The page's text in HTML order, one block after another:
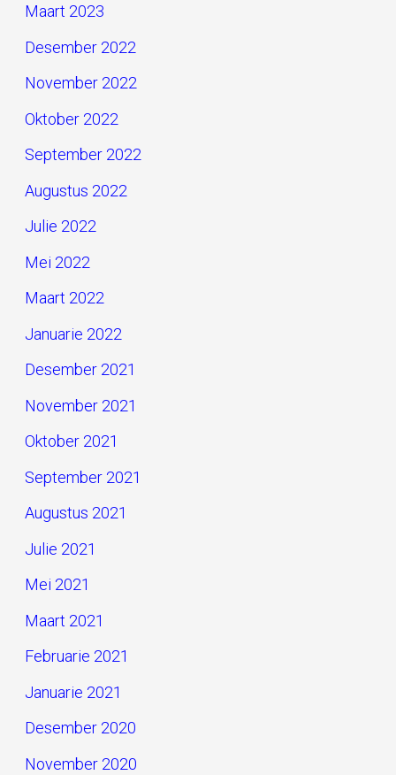
Maart 2023
Desember 2022
November 2022
Oktober 2022
September 2022
Augustus 2022
Julie 2022
Mei 2022
Maart 2022
Januarie 2022
Desember 2021
November 2021
Oktober 2021
September 2021
Augustus 2021
Julie 2021
Mei 2021
Maart 2021
Februarie 2021
Januarie 2021
Desember 2020
November 2020